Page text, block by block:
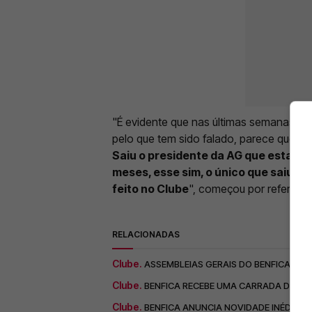
"É evidente que nas últimas semanas,
pelo que tem sido falado, parece que
Saiu o presidente da AG que
meses, esse sim, o único que saiu
feito no Clube", começou por referir o
RELACIONADAS
Clube. ASSEMBLEIAS GERAIS DO BENFICA:
Clube. BENFICA RECEBE UMA CARRADA DE
Clube. BENFICA ANUNCIA NOVIDADE INÉDITA